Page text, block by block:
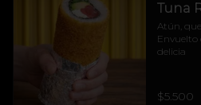
Tuna
Atún,
Envuelto
delicia
$5.500